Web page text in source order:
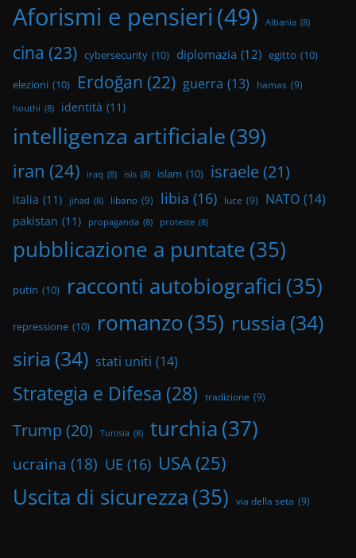
Aforismi e pensieri (49) Albania (8)
cina (23) cybersecurity (10) diplomazia (12) egitto (10)
elezioni (10) Erdoğan (22) guerra (13) hamas (9)
houthi (8) identità (11)
intelligenza artificiale(39)
iran (24) iraq (8) isis (8) islam (10) israele(21)
italia (11) jihad (8) libano (9) libia (16) luce (9) NATO (14)
pakistan (11) propaganda (8) proteste (8)
pubblicazione a puntate(35)
putin (10) racconti autobiografici (35)
repressione (10) romanzo(35) russia (34)
siria (34) stati uniti (14)
Strategia e Difesa (28) tradizione (9)
Trump (20) Tunisia (8) turchia(37)
ucraina (18) UE (16) USA (25)
Uscita di sicurezza(35) via della seta (9)